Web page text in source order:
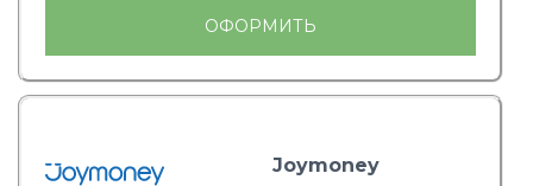
ОФОРМИТЬ
Joymoney